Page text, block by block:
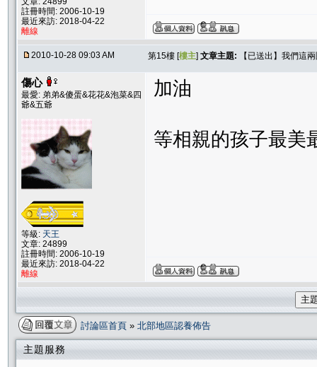
註冊時間: 2006-10-19
最近來訪: 2018-04-22
離線
2010-10-28 09:03 AM 第15樓 [樓主] 文章主題: 【已送出】我們
傷心
最愛: 弟弟&傻蛋&花花&泡菜&四
爺&五爺
等級: 天王
文章: 24899
註冊時間: 2006-10-19
最近來訪: 2018-04-22
離線
加油
等相親的孩子最美
主
討論區首頁 » 北部地區認養佈告
主題服務